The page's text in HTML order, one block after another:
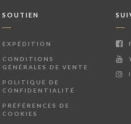
SOUTIEN
EXPÉDITION
CONDITIONS
GÉNÉRALES DE VENTE
POLITIQUE DE
CONFIDENTIALITÉ
PRÉFÉRENCES DE
COOKIES